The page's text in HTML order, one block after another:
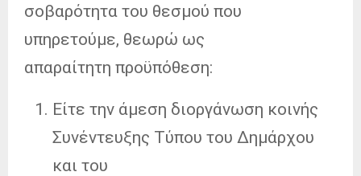
σοβαρότητα του θεσμού που
υπηρετούμε, θεωρώ ως
απαραίτητη προϋπόθεση:
Είτε την άμεση διοργάνωση κοινής
Συνέντευξης Τύπου του Δημάρχου
και του